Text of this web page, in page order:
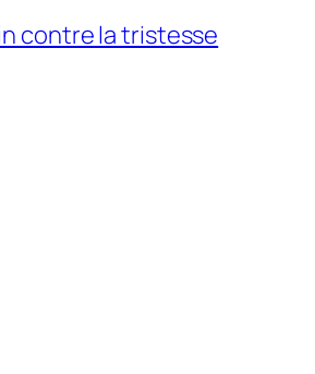
contre la tristesse